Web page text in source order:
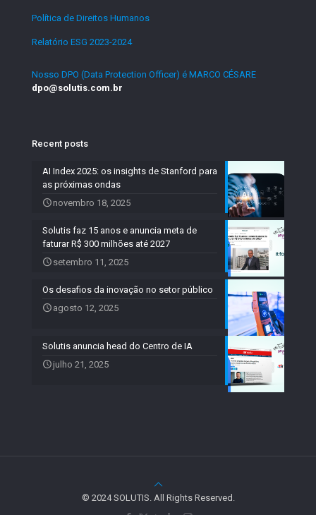
Política de Direitos Humanos
Relatório ESG 2023-2024.
Nosso DPO (Data Protection Officer) é MARCO CÉSARE
dpo@solutis.com.br
Recent posts
AI Index 2025: os insights de Stanford para
as próximas ondas
novembro 18, 2025
Solutis faz 15 anos e anuncia meta de
faturar R$ 300 milhões até 2027
setembro 11, 2025
Os desafios da inovação no setor público
agosto 12, 2025
Solutis anuncia head do Centro de IA
julho 21, 2025
© 2024 SOLUTIS. All Rights Reserved.